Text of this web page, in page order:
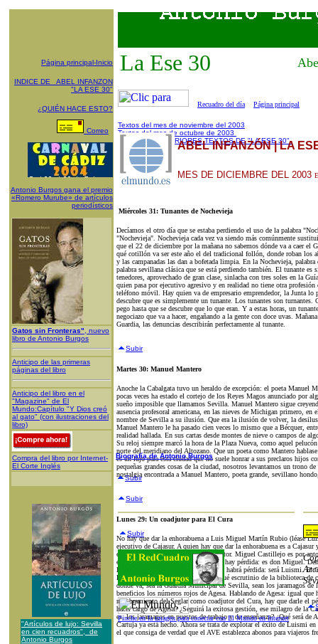
Página principal-Inicio
INDICE DE ABEL INFANZON
"LA ESE 30"
¿QUIÉN HACE ESTO?
Correo
Antonio Burgos gana el premio
«Romero Murube» de artículos
periodísticos
Gatos sin Fronteras" , nuevo
libro de Antonio Burgos
Anticipo de las primeras
páginas del libro
Anticipo del libro en el
"Magazine" de El
Mundo:Capítulo "Y Dios creó
al gato" (con ilustraciones del
libro)
Compra del libro por Internet-
El Corte Inglés
"Artículos de lujo: Sevilla
en cien recuadros", de
Antonio Burgos
La Ese 30
Recuadro del día Página principal
Textos del mes de noviembre del 2003
Textos del mes de octubre de 2003
INDICE DE ANTERIORES TEXTOS DE "LA ESE 30"
ABEL INFANZÓN | LA
MES DE DICIEMBRE DEL 2003
Miércoles 31: Tunantes de Nochevieja
Decíamos el otro día que se estaba perdiendo el uso de la palabra
"Nochevieja". Nochevieja cada vez va siendo más comúnmente
que el 22 de diciembre por la mañana no sabemos dónde va a caer el
qué cotillón va ser este año el del tradicional follón, donde roban los
y las campanadas las dan a bofetada limpia. En la Nochevieja,
palabra sevillana clásica que se está perdiendo también. El tunante es
tenedores, aprovechado de gran clase, sinlacha con tres soles en la
quien pasa por ejecutivo agresivo y en realidad no tiene otra
teléfono móvil. Hay quien va de empresario emprendedor, la Junta lo
descubre que es simplemente un tunante. Los tunantes son turnantes.
pego hasta que se descubre que lo que eran. Y a estas horas, un
negociazo que va a hacer, engañando a la gente con doce uvas.
Guardia, las denuncias describirán perfectamente al tunante.
Subir
Martes 30: Manuel Mantero
Anoche la Cabalgata tuvo un heraldo de excepción: el poeta Manuel
pocas veces ha estado el cortejo de los Reyes Magos anunciado por
sueño imposible que llamamos Sevilla. Manuel Mantero sigue
ausencia profesoral americana, en las nieves de Michigan primero,
nombre de Sevilla a su ilusión. Que era la ilusión de volver, la
Manuel Mantero le ha pasado cien veces lo mismo que a Bécquer,
realidad hallada. En sus cartas desde montes de nieve o campos de
Su reloj siempre marcó la hora de la Plaza Nueva, como aquel
norte del meridiano del Altozano. Que un poeta como Mantero
es un lujo para esta ciudad que no suele honrar a sus preclaros hijos
pequeñas grandes cosas de la ciudad, nosotros levantamos un trono
nostalgia encontrada a Manuel Mantero, poeta grande, sevillano
Subir
Lunes 29: Un coadjutor para El Cura
No hay que dar la enhorabuena a Luis Miguel Martín Rubio (léase
ejecutivo de Cajasur. A quien hay que dar la enhorabuena es a
el nombramiento de semejante coadjutor. Miguel Castillejo es por
en Córdoba, cuando dices El Cura no hay pérdida: es don Miguel.
la de seglares que hay en Córdoba, no habrá pérdida: será Luismi. El
Barbero famosos del Quijote, verán qué escrutinio de la biblioteca de
donde va, sea la Guardia Municipal de Sevilla, sean los jaramagos
beneficios los números rojos de Agesa. Hablando de Agesa: igual que
nombramiento del Seglar como coadjutor del Cura, hay que darle el
hacer cargo de Agesa? ¿Seguirá la exitosa gestión, ese milagro de la
es, los jaramagos en puestos de trabajo y de enseñanza? ¿Qué será
Cartuja ya está hecho. Ahora se trata de explotar el éxito de Luismi
el que consiga de verdad que el AVE establezca abonos para viajeros
Biografía de Antonio Burgos
Subir
Subir
Pinche en la imagen para conectar con El Mundo en Internet